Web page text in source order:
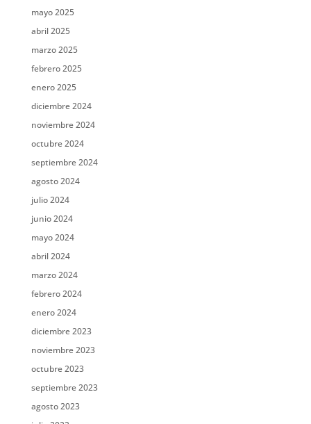
mayo 2025
abril 2025
marzo 2025
febrero 2025
enero 2025
diciembre 2024
noviembre 2024
octubre 2024
septiembre 2024
agosto 2024
julio 2024
junio 2024
mayo 2024
abril 2024
marzo 2024
febrero 2024
enero 2024
diciembre 2023
noviembre 2023
octubre 2023
septiembre 2023
agosto 2023